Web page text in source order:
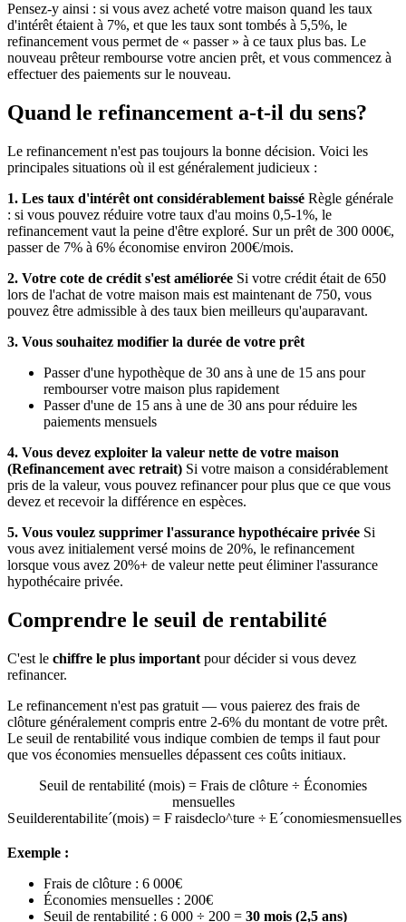
Pensez-y ainsi : si vous avez acheté votre maison quand les taux
d'intérêt étaient à 7%, et que les taux sont tombés à 5,5%, le
refinancement vous permet de « passer » à ce taux plus bas. Le
nouveau prêteur rembourse votre ancien prêt, et vous commencez à
effectuer des paiements sur le nouveau.
Quand le refinancement a-t-il du sens?
Le refinancement n'est pas toujours la bonne décision. Voici les
principales situations où il est généralement judicieux :
1. Les taux d'intérêt ont considérablement baissé Règle générale
: si vous pouvez réduire votre taux d'au moins 0,5-1%, le
refinancement vaut la peine d'être exploré. Sur un prêt de 300 000€,
passer de 7% à 6% économise environ 200€/mois.
2. Votre cote de crédit s'est améliorée Si votre crédit était de 650
lors de l'achat de votre maison mais est maintenant de 750, vous
pouvez être admissible à des taux bien meilleurs qu'auparavant.
3. Vous souhaitez modifier la durée de votre prêt
Passer d'une hypothèque de 30 ans à une de 15 ans pour
rembourser votre maison plus rapidement
Passer d'une de 15 ans à une de 30 ans pour réduire les
paiements mensuels
4. Vous devez exploiter la valeur nette de votre maison
(Refinancement avec retrait) Si votre maison a considérablement
pris de la valeur, vous pouvez refinancer pour plus que ce que vous
devez et recevoir la différence en espèces.
5. Vous voulez supprimer l'assurance hypothécaire privée Si
vous avez initialement versé moins de 20%, le refinancement
lorsque vous avez 20%+ de valeur nette peut éliminer l'assurance
hypothécaire privée.
Comprendre le seuil de rentabilité
C'est le chiffre le plus important pour décider si vous devez
refinancer.
Le refinancement n'est pas gratuit — vous paierez des frais de
clôture généralement compris entre 2-6% du montant de votre prêt.
Le seuil de rentabilité vous indique combien de temps il faut pour
que vos économies mensuelles dépassent ces coûts initiaux.
Seuil de rentabilité (mois) = Frais de clôture ÷ Économies
mensuelles
Seuilderentabiliteˊ(mois) = Fraisdeclo^ture ÷ Eˊconomiesmensuelles
Exemple :
Frais de clôture : 6 000€
Économies mensuelles : 200€
Seuil de rentabilité : 6 000 ÷ 200 = 30 mois (2,5 ans)